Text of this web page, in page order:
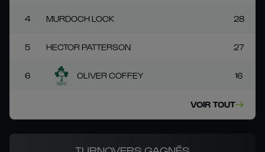
4 MURDOCH LOCK 28
5 HECTOR PATTERSON 27
6 OLIVER COFFEY 16
VOIR TOUT